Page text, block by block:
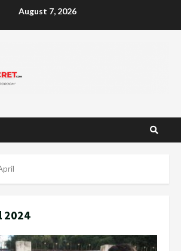
August 7, 2026
2024